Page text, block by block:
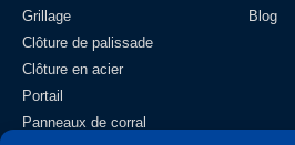
Grillage
Clôture de palissade
Clôture en acier
Portail
Panneaux de corral
Blog